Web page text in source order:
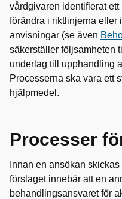
vårdgivaren identifierat
förändra i riktlinjerna eller
anvisningar (se även
säkerställer följsamheten
underlag till upphandling
Processerna ska vara ett
hjälpmedel.
Processer
Innan en ansökan
förslaget innebär att en
behandlingsansvaret för